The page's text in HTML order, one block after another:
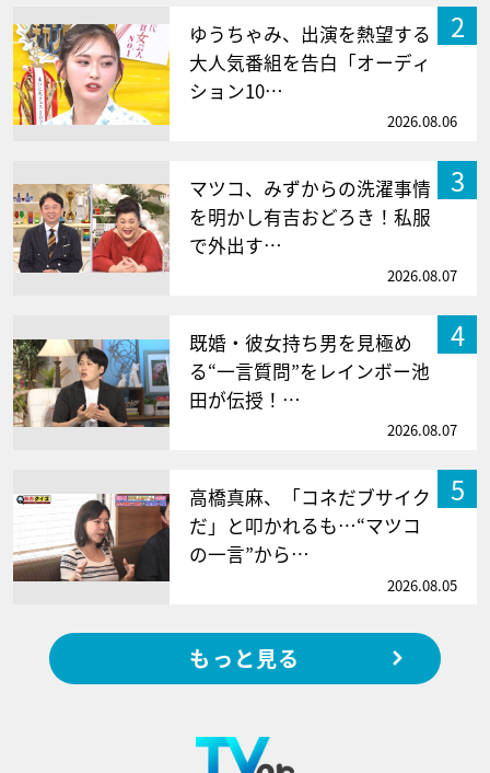
2
ゆうちゃみ、出演を熱望する
大人気番組を告白「オーディ
ション10…
2026.08.06
3
マツコ、みずからの洗濯事情
を明かし有吉おどろき！私服
で外出す…
2026.08.07
4
既婚・彼女持ち男を見極め
る“一言質問”をレインボー池
田が伝授！…
2026.08.07
5
高橋真麻、「コネだブサイク
だ」と叩かれるも…“マツコ
の一言”から…
2026.08.05
もっと見る